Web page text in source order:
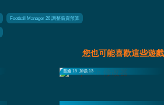
Football Manager 26 調整薪資預算
您也可能喜歡這些遊戲
普通 18 加强 13